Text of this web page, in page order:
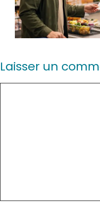
Laisser un